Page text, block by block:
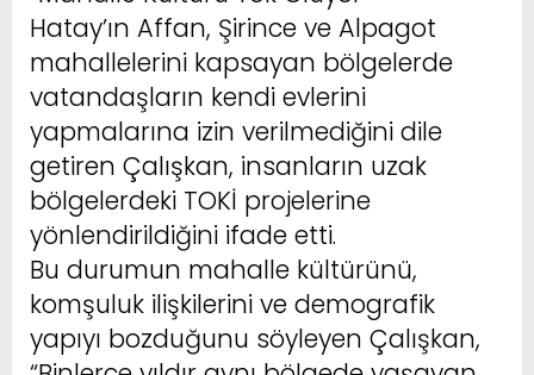
Hatay’ın Affan, Şirince ve Alpagot
mahallelerini kapsayan bölgelerde
vatandaşların kendi evlerini
yapmalarına izin verilmediğini dile
getiren Çalışkan, insanların uzak
bölgelerdeki TOKİ projelerine
yönlendirildiğini ifade etti.
Bu durumun mahalle kültürünü,
komşuluk ilişkilerini ve demografik
yapıyı bozduğunu söyleyen Çalışkan,